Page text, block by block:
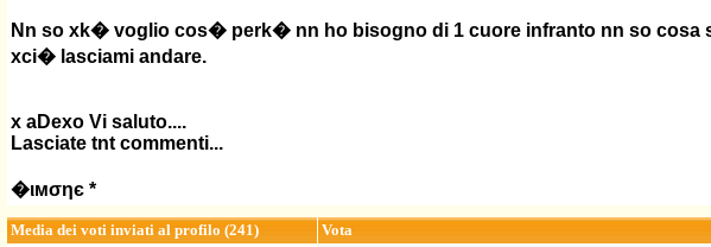
Nn so xk� voglio cos� perk� nn ho bisogno di 1 cuore infranto nn so cosa
xci� lasciami andare.
x aDexo Vi saluto....
Lasciate tnt commenti...
�ιмσηє *
Media dei voti inviati al profilo (241) Vota